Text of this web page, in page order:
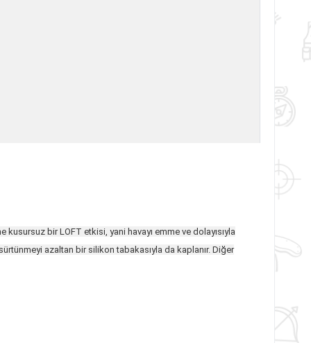
bir LOFT etkisi, yani havayı emme ve dolayısıyla
azaltan bir silikon tabakasıyla da kaplanır. Diğer